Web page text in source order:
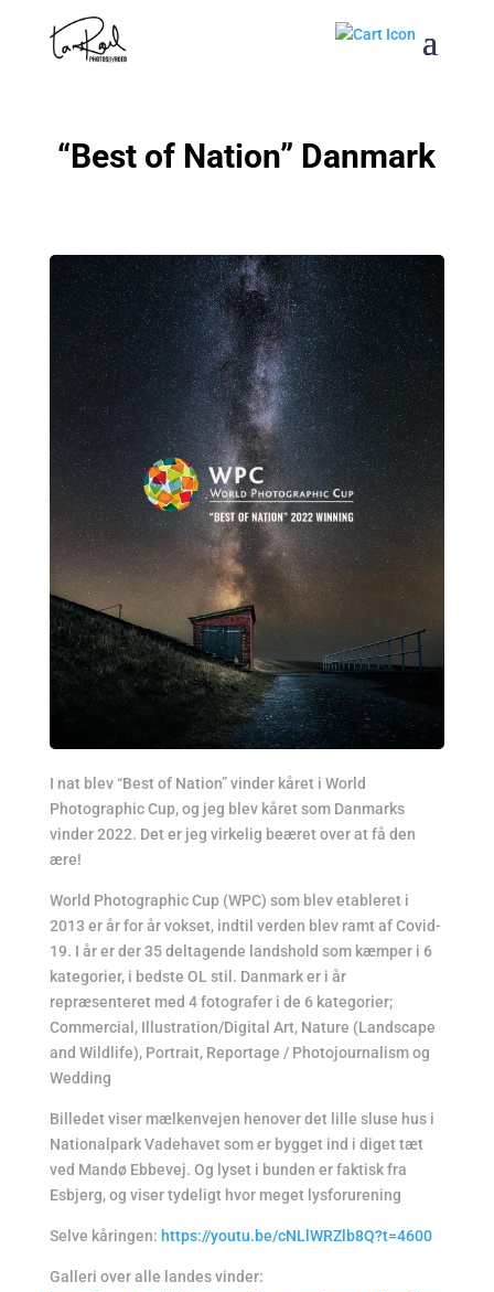
“Best of Nation” Danmark
I nat blev “Best of Nation” vinder kåret i World
Photographic Cup, og jeg blev kåret som Danmarks
vinder 2022. Det er jeg virkelig beæret over at få den
ære!
World Photographic Cup (WPC) som blev etableret i
2013 er år for år vokset, indtil verden blev ramt af Covid-
19. I år er der 35 deltagende landshold som kæmper i 6
kategorier, i bedste OL stil. Danmark er i år
repræsenteret med 4 fotografer i de 6 kategorier;
Commercial, Illustration/Digital Art, Nature (Landscape
and Wildlife), Portrait, Reportage / Photojournalism og
Wedding
Billedet viser mælkenvejen henover det lille sluse hus i
Nationalpark Vadehavet som er bygget ind i diget tæt
ved Mandø Ebbevej. Og lyset i bunden er faktisk fra
Esbjerg, og viser tydeligt hvor meget lysforurening
Selve kåringen: https://youtu.be/cNLlWRZlb8Q?t=4600
Galleri over alle landes vinder: